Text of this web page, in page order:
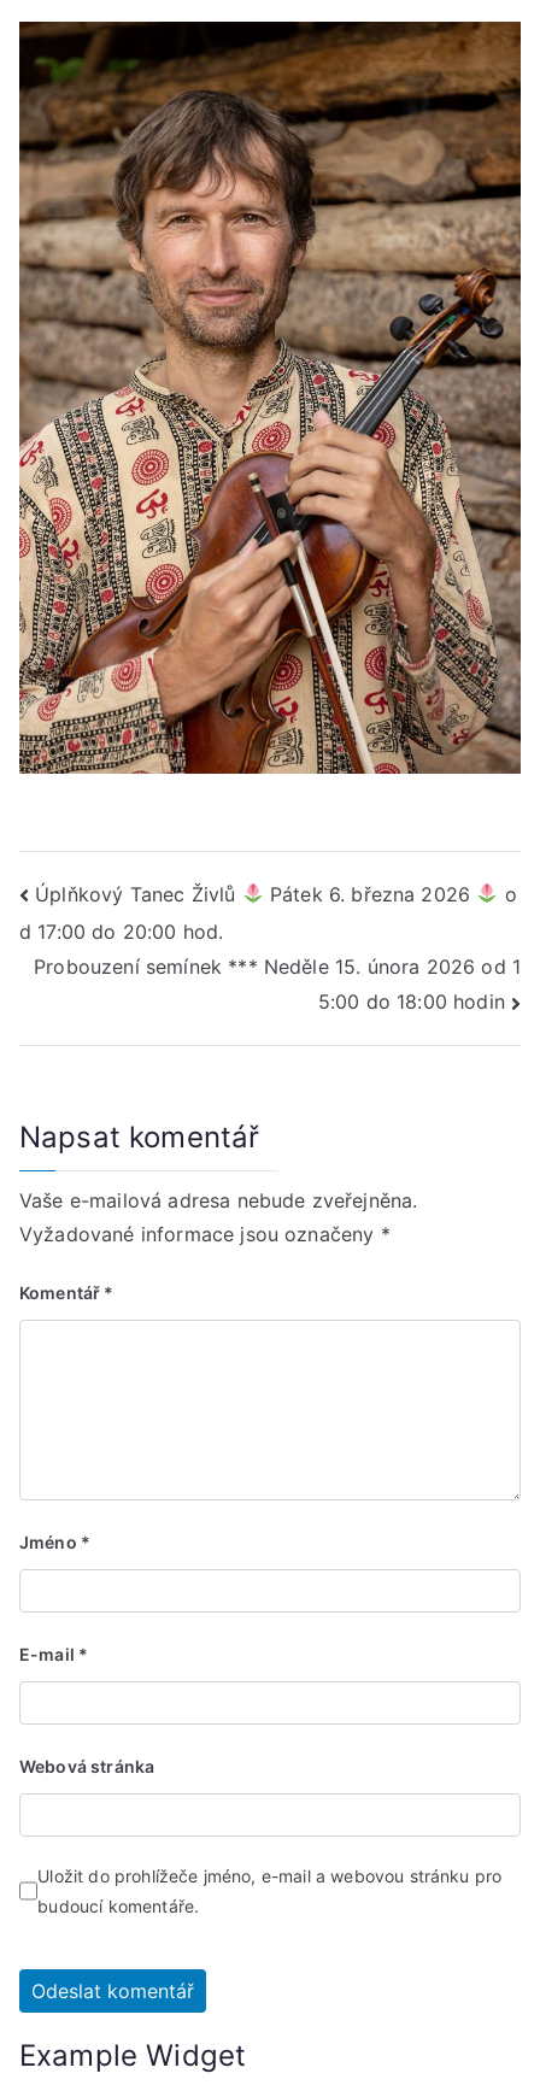
do
Navigace
pro
Úplňkový Tanec Živlů Pátek 6. března 2026
o
d 17:00 do 20:00 hod.
Probouzení semínek *** Neděle 15. února 2026 od 1
5:00 do 18:00 hodin
Napsat komentář
Vaše e-mailová adresa nebude zveřejněna.
Vyžadované informace jsou označeny *
Komentář *
Jméno *
E-mail *
Webová stránka
Uložit do prohlížeče jméno, e-mail a webovou stránku pro
budoucí komentáře.
Example Widget